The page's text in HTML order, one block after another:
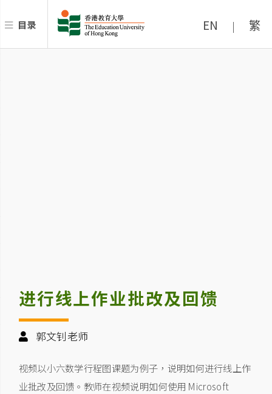
目录 EN | 繁
进行线上作业批改及回馈
郭文钊老师
视频以小六数学行程图课题为例子，说明如何进行线上作
业批改及回馈。教师在视频说明如何使用 Microsoft